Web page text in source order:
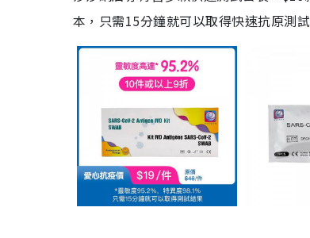
本，只需15分鐘就可以取得快速抗原測